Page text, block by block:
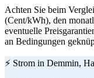
Achten Sie beim
(Cent/kWh), den
eventuelle
an Bedingungen
⚡ Strom in Demmin,